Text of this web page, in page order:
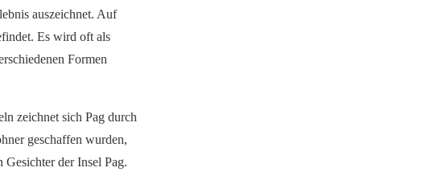
auszeichnet. Auf
Es wird oft als
Formen
zeichnet sich Pag durch
geschaffen wurden,
der Insel Pag.